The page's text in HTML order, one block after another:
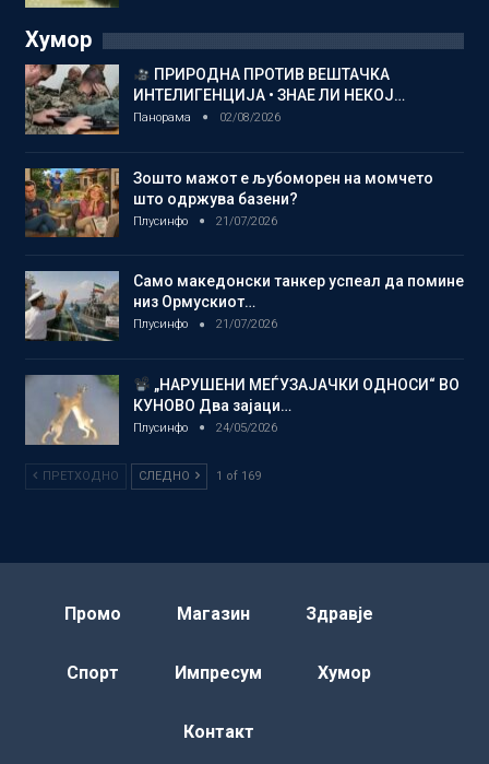
Хумор
ПРИРОДНА ПРОТИВ ВЕШТАЧКА
ИНТЕЛИГЕНЦИЈА • ЗНАЕ ЛИ НЕКОЈ…
Панорама 02/08/2026
Зошто мажот е љубоморен на момчето
што одржува базени?
Плусинфо 21/07/2026
Само македонски танкер успеал да помине
низ Ормускиот…
Плусинфо 21/07/2026
„НАРУШЕНИ МЕЃУЗАЈАЧКИ ОДНОСИ“ ВО
КУНОВО Два зајаци…
Плусинфо 24/05/2026
ПРЕТХОДНО СЛЕДНО 1 of 169
Промо Магазин Здравје
Спорт Импресум Хумор
Контакт